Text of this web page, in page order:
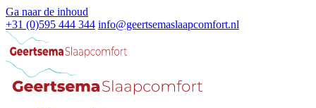
Ga naar de inhoud
+31 (0)595 444 344 info@geertsemaslaapcomfort.nl